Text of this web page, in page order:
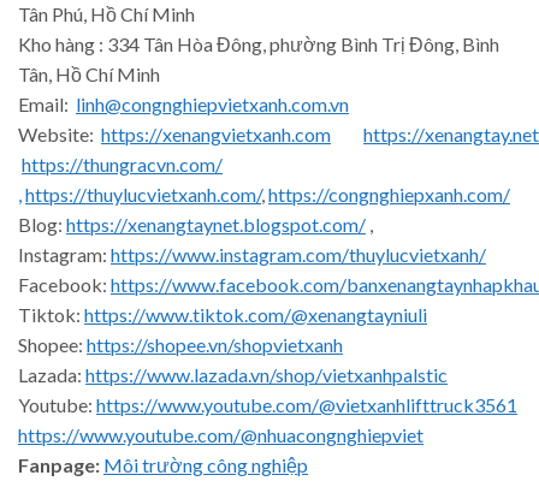
Tân Phú, Hồ Chí Minh
Kho hàng : 334 Tân Hòa Đông, phường Bình Trị Đông, Bình
Tân, Hồ Chí Minh
Email: linh@congnghiepvietxanh.com.vn
Website: https://xenangvietxanh.com
https://xenangtay.net
https://thungracvn.com/
https://thuylucvietxanh.com/, https://congnghiepxanh.com/
Blog: https://xenangtaynet.blogspot.com/
Instagram: https://www.instagram.com/thuylucvietxanh/
Facebook: https://www.facebook.com/
Tiktok: https://www.tiktok.com/@xenangtayniuli
Shopee: https://shopee.vn/shopvietxanh
Lazada: https://www.lazada.vn/shop/vietxanhpalstic
Youtube: https://www.youtube.com/@vietxanhlifttruck3561
https://www.youtube.com/@nhuacongnghiepviet
Fanpage: Môi trường công nghiệp